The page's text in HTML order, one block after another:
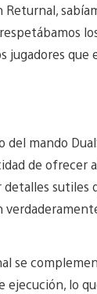
Returnal,
jugadores que
mando
de ofrecer
sutiles
se
lo